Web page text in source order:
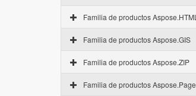
Familia de productos Aspose.HTML
Familia de productos Aspose.GIS
Familia de productos Aspose.ZIP
Familia de productos Aspose.Page